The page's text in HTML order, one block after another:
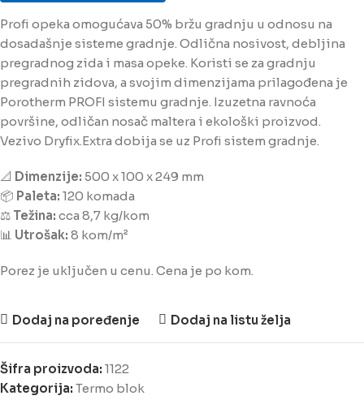
Profi opeka omogućava 50% bržu gradnju u odnosu na
dosadašnje sisteme gradnje. Odlična nosivost, debljina
pregradnog zida i masa opeke. Koristi se za gradnju
pregradnih zidova, a svojim dimenzijama prilagođena je
Porotherm PROFI sistemu gradnje. Izuzetna ravnoća
površine, odličan nosač maltera i ekološki proizvod.
Vezivo Dryfix.Extra dobija se uz Profi sistem gradnje.
📐 Dimenzije: 500 x 100 x 249 mm
📦 Paleta: 120 komada
⚖️ Težina: cca 8,7 kg/kom
📊 Utrošak: 8 kom/m²
Porez je uključen u cenu. Cena je po kom.
Dodaj na poređenje Dodaj na listu želja
Šifra proizvoda: 1122
Kategorija: Termo blok